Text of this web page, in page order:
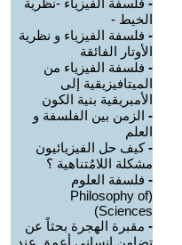
- فلسفة الفيزياء -نظرية
الخيط -
- فلسفة الفيزياء و نظرية
الأوتار الفائقة
- فلسفة الفيزياء من
الميتافيزيقية إلى
الأمبريقية بنية الكون
- الزمن بين الفلسفة و
العلم
-كيف حل الفيزيائيون
مشكلة اللامُتناهية ؟
- فلسفة العلوم
(Philosophy of
Sciences)
- مقبرة الهجرة بحثاً عن
تضامن إنساني أعمق عند